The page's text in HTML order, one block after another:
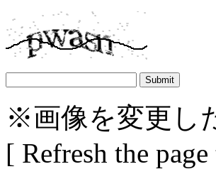
※画像を変更し
[ Refresh the